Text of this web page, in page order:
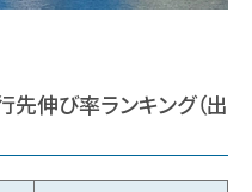
先伸び率ランキング（出